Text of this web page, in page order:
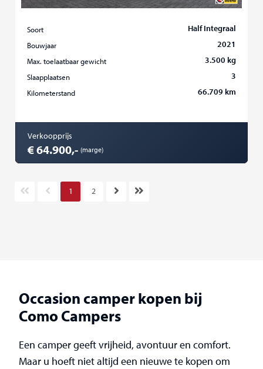
Soort Half Integraal
Bouwjaar 2021
Max. toelaatbaar gewicht 3.500 kg
Slaapplaatsen 3
Kilometerstand 66.709 km
Verkoopprijs
€ 64.900,- (marge)
1 2
Occasion camper kopen bij
Como Campers
Een camper geeft vrijheid, avontuur en comfort.
Maar u hoeft niet altijd een nieuwe te kopen om